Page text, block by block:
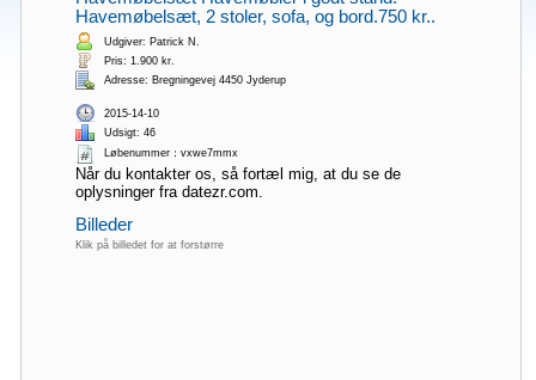
Havemøbelsæt, 2 stoler, sofa, og bord.750 kr..
Udgiver: Patrick N.
Pris: 1.900 kr.
Adresse: Bregningevej 4450 Jyderup
2015-14-10
Udsigt: 46
Løbenummer：vxwe7mmx
Når du kontakter os, så fortæl mig, at du se de
oplysninger fra datezr.com.
Billeder
Klik på billedet for at forstørre